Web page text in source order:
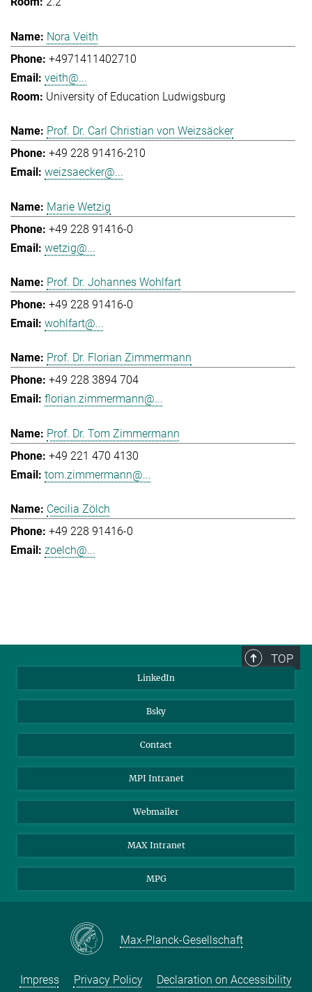
Nora Veith
+4971411402710
veith@...
University of Education Ludwigsburg
Prof. Dr. Carl Christian von Weizsäcker
+49 228 91416-210
weizsaecker@...
Marie Wetzig
+49 228 91416-0
wetzig@...
Prof. Dr. Johannes Wohlfart
+49 228 91416-0
wohlfart@...
Prof. Dr. Florian Zimmermann
+49 228 3894 704
florian.zimmermann@...
Prof. Dr. Tom Zimmermann
+49 221 470 4130
tom.zimmermann@...
Cecilia Zölch
+49 228 91416-0
zoelch@...
TOP
LinkedIn
Bsky
Contact
MPI Intranet
Webmailer
MAX Intranet
MPG
Max-Planck-Gesellschaft
Impress Privacy Policy Declaration on Accessibility